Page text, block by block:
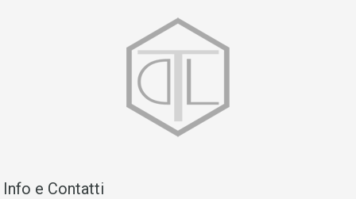
Info e Contatti